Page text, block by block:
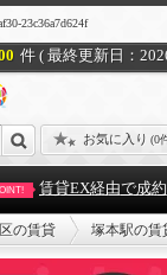
23c36a7d624f
件 ( 最終更新日：
お気に入り (0
賃貸EX経由で成
の賃貸 塚本駅の賃